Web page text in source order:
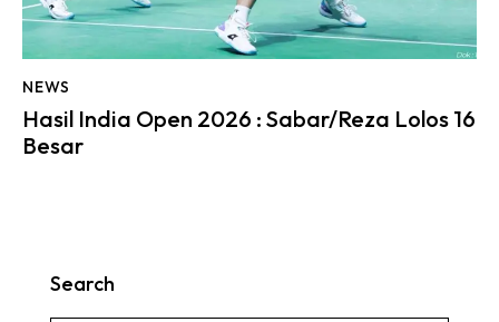
NEWS
Hasil India Open 2026 : Sabar/Reza Lolos 16
Besar
Search